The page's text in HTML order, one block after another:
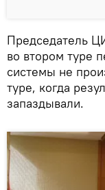
Председатель
во втором туре
системы не
туре, когда
запаздывали.